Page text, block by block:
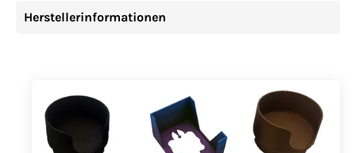
Herstellerinformationen